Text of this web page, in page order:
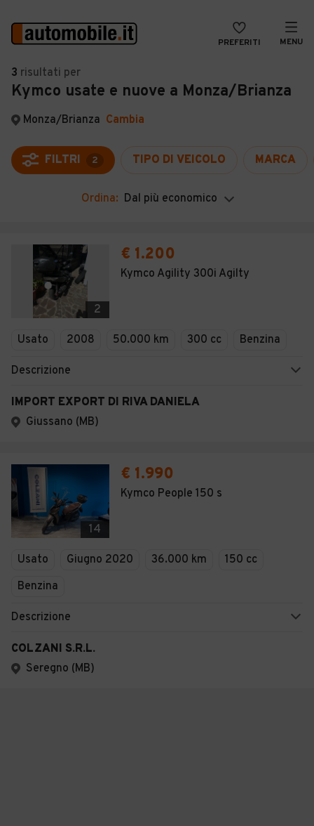
PREFERITI MENU
Auto
Auto usate
Auto Km 0
Auto Nuove
Noleggio a lungo termine
Moto
Camper
Veicoli Commerciali
VENDI
MAGAZINE
ACCEDI
3 risultati per
Kymco usate e nuove a Monza/Brianza
Monza/Brianza Cambia
FILTRI 2 TIPO DI VEICOLO MARCA
Ordina: Dal più economico
2
€ 1.200
Kymco Agility 300i Agilty
Usato 2008 50.000 km 300 cc Benzina
Descrizione
IMPORT EXPORT DI RIVA DANIELA
Giussano (MB)
14
€ 1.990
Kymco People 150 s
Usato Giugno 2020 36.000 km
150 cc
Benzina
Descrizione
COLZANI S.R.L.
Seregno (MB)